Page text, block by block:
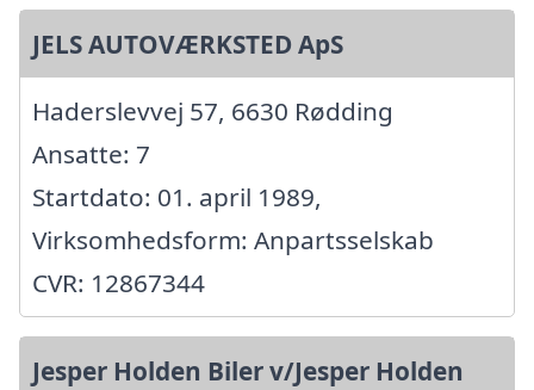
JELS AUTOVÆRKSTED ApS
Haderslevvej 57, 6630 Rødding
Ansatte: 7
Startdato: 01. april 1989,
Virksomhedsform: Anpartsselskab
CVR: 12867344
Jesper Holden Biler v/Jesper Holden